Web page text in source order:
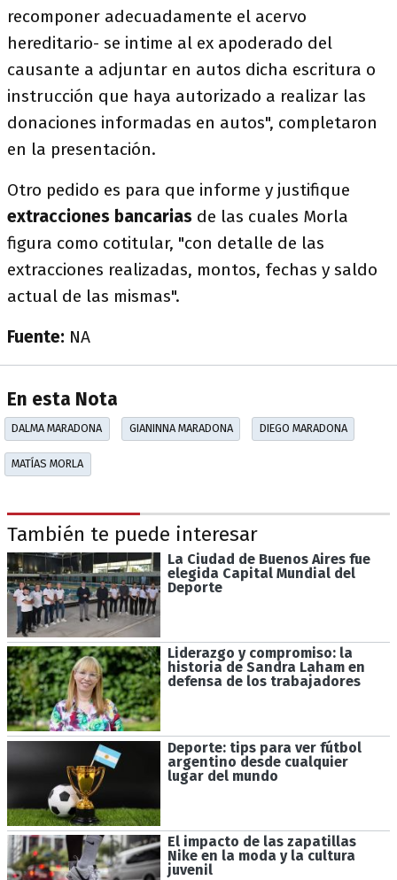
recomponer adecuadamente el acervo
hereditario- se intime al ex apoderado del
causante a adjuntar en autos dicha escritura o
instrucción que haya autorizado a realizar las
donaciones informadas en autos", completaron
en la presentación.
Otro pedido es para que informe y justifique
extracciones bancarias de las cuales Morla
figura como cotitular, "con detalle de las
extracciones realizadas, montos, fechas y saldo
actual de las mismas".
Fuente: NA
En esta Nota
DALMA MARADONA GIANINNA MARADONA DIEGO MARADONA
MATÍAS MORLA
También te puede interesar
La Ciudad de Buenos Aires fue
elegida Capital Mundial del
Deporte
Liderazgo y compromiso: la
historia de Sandra Laham en
defensa de los trabajadores
Deporte: tips para ver fútbol
argentino desde cualquier
lugar del mundo
El impacto de las zapatillas
Nike en la moda y la cultura
juvenil